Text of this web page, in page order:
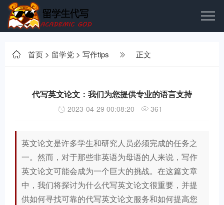
首页 > 留学党 > 写作tips 正文
代写英文论文：我们为您提供专业的语言支持
2023-04-29 00:08:20 361
英文论文是许多学生和研究人员必须完成的任务之
一。然而，对于那些非英语为母语的人来说，写作
英文论文可能会成为一个巨大的挑战。在这篇文章
中，我们将探讨为什么代写英文论文很重要，并提
供如何寻找可靠的代写英文论文服务和如何提高您